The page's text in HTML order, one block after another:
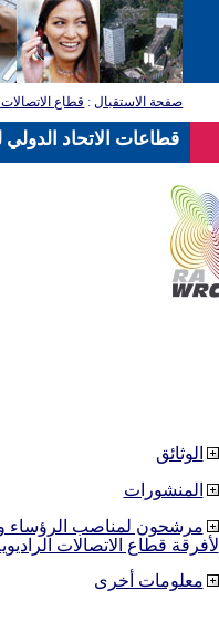
صفحة الاستقبال: قطاع الاتصالات
الوثائق
المنشورات
مرشحون لمناصب الرؤساء
لأفرقة قطاع الاتصالات
معلومات أخرى
قطاعات الاتحاد الدولي